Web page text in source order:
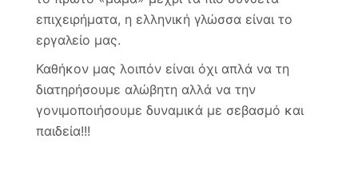
επιχειρήματα, η ελληνική γλώσσα είναι το
εργαλείο μας.
Καθήκον μας λοιπόν είναι όχι απλά να τη
διατηρήσουμε αλώβητη αλλά να την
γονιμοποιήσουμε δυναμικά με σεβασμό και
παιδεία!!!